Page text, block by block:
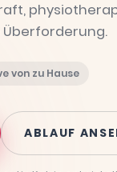
von zu Hause
ABLAUF